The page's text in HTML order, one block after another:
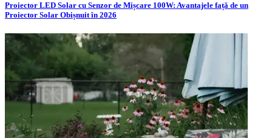
Proiector LED Solar cu Senzor de Mișcare 100W: Avantajele față de un
Proiector Solar Obișnuit în 2026